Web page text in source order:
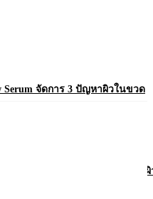
Serum จัดการ 3 ปัญหาผิวในขวด
รลออนคุมเหงื่อ 72 ชม. พร้อมบำรุงผิ